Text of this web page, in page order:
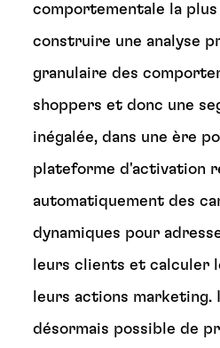
comportementale la
construire une analyse
granulaire des
shoppers et donc une
inégalée, dans une ère
plateforme d'activation
automatiquement des
dynamiques pour
leurs clients et calculer
leurs actions marketing.
désormais possible de